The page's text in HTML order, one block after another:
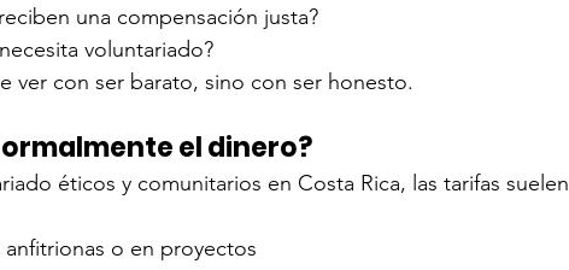
una compensación justa?
voluntariado?
ver con ser barato, sino con ser honesto.
el dinero?
éticos y comunitarios en Costa Rica, las tarifas suelen
o en proyectos